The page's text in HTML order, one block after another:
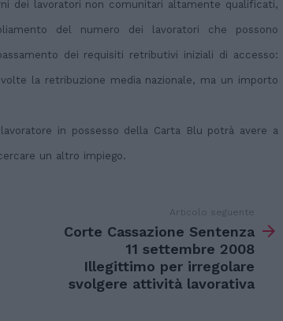
dei lavoratori non comunitari altamente qualificati,
del numero dei lavoratori che possono
dei requisiti retributivi iniziali di accesso:
la retribuzione media nazionale, ma un importo
in possesso della Carta Blu potrà avere a
un altro impiego.
Articolo seguente
Corte Cassazione Sentenza
11 settembre 2008
Illegittimo per irregolare
svolgere attività lavorativa